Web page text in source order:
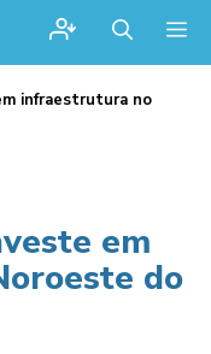
infraestrutura no
em
do